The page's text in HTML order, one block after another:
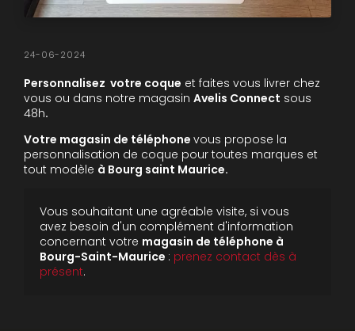
24-06-2024
Personnalisez votre coque et faites vous livrer chez
vous ou dans notre magasin Avelis Connect sous
48h.
Votre magasin de téléphone vous propose la
personnalisation de coque pour toutes marques et
tout modèle à Bourg saint Maurice.
Vous souhaitant une agréable visite, si vous
avez besoin d'un complément d'information
concernant votre magasin de téléphone à
Bourg-Saint-Maurice : prenez contact dès à
présent.